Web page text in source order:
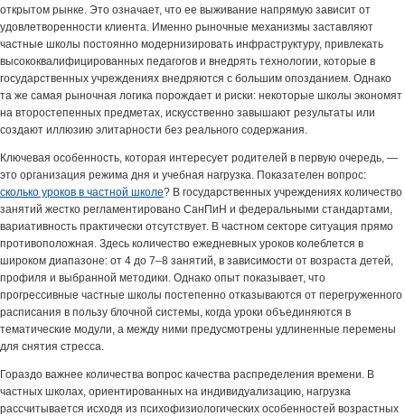
открытом рынке. Это означает, что ее выживание напрямую зависит от
удовлетворенности клиента. Именно рыночные механизмы заставляют
частные школы постоянно модернизировать инфраструктуру, привлекать
высококвалифицированных педагогов и внедрять технологии, которые в
государственных учреждениях внедряются с большим опозданием. Однако
та же самая рыночная логика порождает и риски: некоторые школы экономят
на второстепенных предметах, искусственно завышают результаты или
создают иллюзию элитарности без реального содержания.
Ключевая особенность, которая интересует родителей в первую очередь, —
это организация режима дня и учебная нагрузка. Показателен вопрос:
сколько уроков в частной школе? В государственных учреждениях количество
занятий жестко регламентировано СанПиН и федеральными стандартами,
вариативность практически отсутствует. В частном секторе ситуация прямо
противоположная. Здесь количество ежедневных уроков колеблется в
широком диапазоне: от 4 до 7–8 занятий, в зависимости от возраста детей,
профиля и выбранной методики. Однако опыт показывает, что
прогрессивные частные школы постепенно отказываются от перегруженного
расписания в пользу блочной системы, когда уроки объединяются в
тематические модули, а между ними предусмотрены удлиненные перемены
для снятия стресса.
Гораздо важнее количества вопрос качества распределения времени. В
частных школах, ориентированных на индивидуализацию, нагрузка
рассчитывается исходя из психофизиологических особенностей возрастных